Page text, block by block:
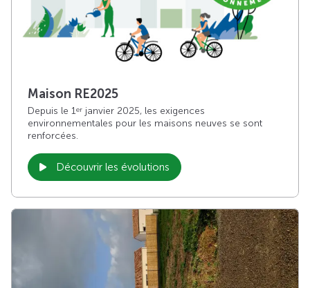
Maison RE2025
Depuis le 1er janvier 2025, les exigences
environnementales pour les maisons neuves se sont
renforcées.
Découvrir les évolutions